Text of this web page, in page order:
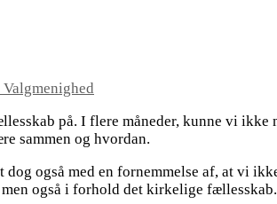
på. I flere måneder, kunne vi ikke
sammen og hvordan.
også med en fornemmelse af, at vi
også i forhold det kirkelige fællesskab.